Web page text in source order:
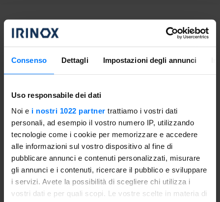
Consenso Dettagli Impostazioni degli annunci
Uso responsabile dei dati
Noi e i nostri 1022 partner trattiamo i vostri dati
personali, ad esempio il vostro numero IP, utilizzando
tecnologie come i cookie per memorizzare e accedere
alle informazioni sul vostro dispositivo al fine di
pubblicare annunci e contenuti personalizzati, misurare
gli annunci e i contenuti, ricercare il pubblico e sviluppare
i servizi. Avete la possibilità di scegliere chi utilizza i
vostri dati e per quali scopi. Le vostre scelte in materia di
Proceeding
the ingredients of the pastry to obtain a dough, working as
little as possible to avoid heating the dough. If you have it,
chopping something. Your pastry will remain cool and
excellent.
Wrap the dough in plastic wrap andcool in Freddy for 15
minutes. You can make double dose of shortcrust pastry
and freeze it in Freddy for an hour so you always have it
ready.
Take two-thirds of the dough and roll it about half a